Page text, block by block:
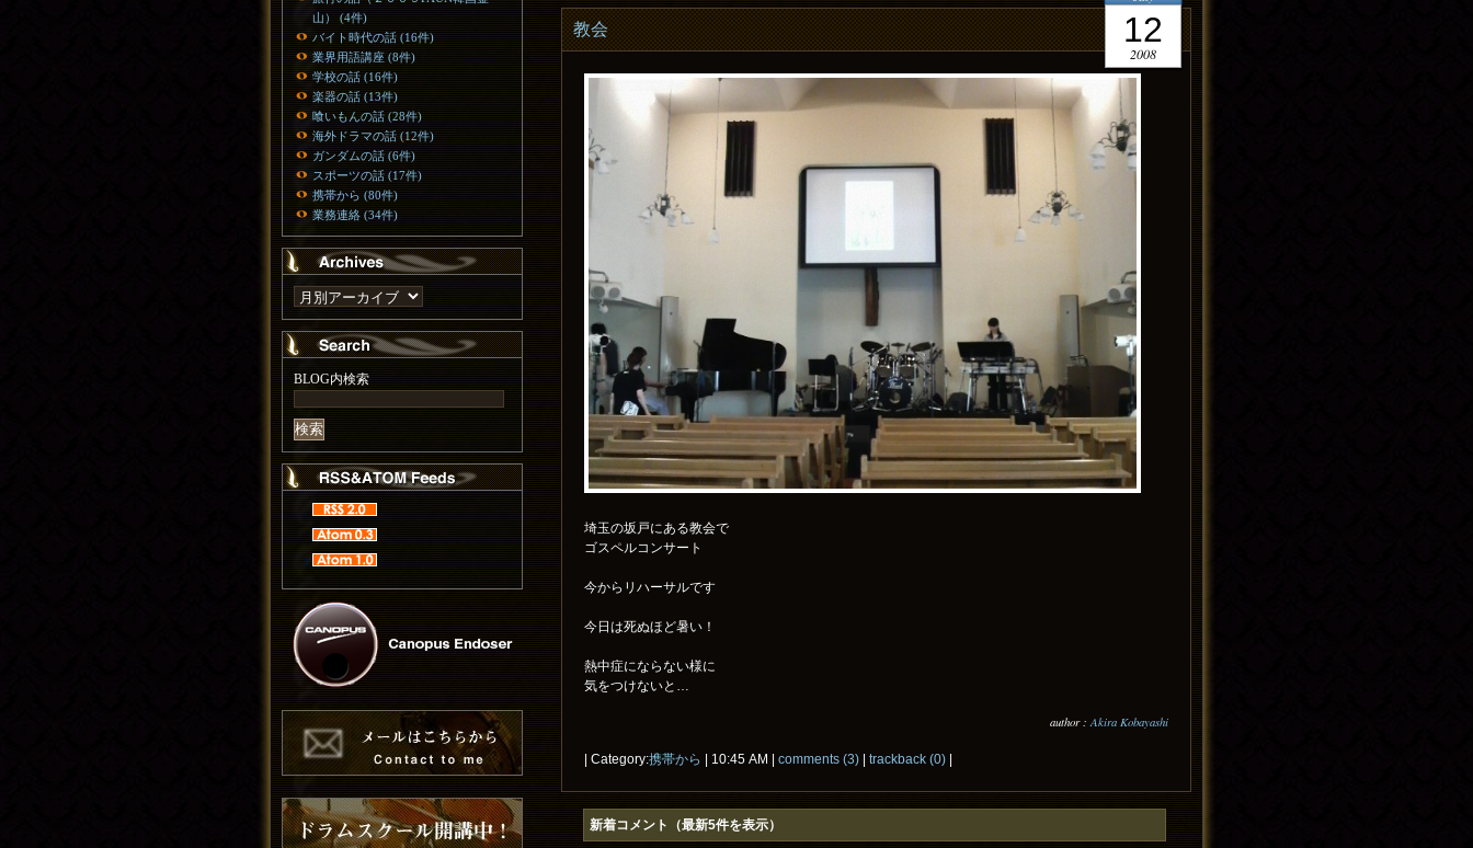
教会 12
2008
埼玉の坂戸にある教会で
ゴスペルコンサート
今からリハーサルです
今日は死ぬほど暑い！
熱中症にならない様に
気をつけないと…
author : Akira Kobayashi
| Category:携帯から | 10:45 AM | comments (3) trackback (0)
新着コメント（最新5件を表示）
山） (4件)
バイト時代の話 (16件)
業界用語講座 (8件)
学校の話 (16件)
楽器の話 (13件)
喰いもんの話 (28件)
海外ドラマの話 (12件)
ガンダムの話 (6件)
スポーツの話 (17件)
携帯から (80件)
業務連絡 (34件)
BLOG内検索